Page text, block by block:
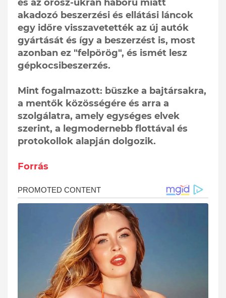
és az orosz-ukrán háború miatt
akadozó beszerzési és ellátási láncok
egy időre visszavetették az új autók
gyártását és így a beszerzést is, most
azonban ez "felpörög", és ismét lesz
gépkocsibeszerzés.
Mint fogalmazott: büszke a bajtársakra,
a mentők közösségére és arra a
szolgálatra, amely egységes elvek
szerint, a legmodernebb flottával és
protokollok alapján dolgozik.
Forrás